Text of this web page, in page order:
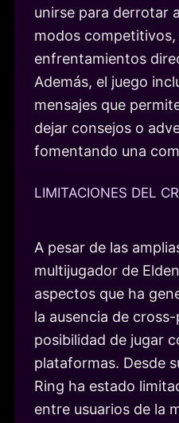
unirse para derrotar
modos
enfrentamientos
Además, el juego
mensajes que
dejar consejos o
fomentando una
LIMITACIONES DEL
A pesar de las
multijugador de
aspectos que ha
la ausencia de
posibilidad de jugar
plataformas. Desde
Ring ha estado
entre usuarios de la